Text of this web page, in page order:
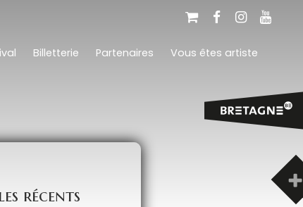
Billetterie Partenaires Vous êtes artiste
récents